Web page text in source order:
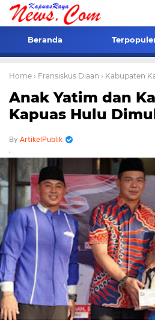
Beranda
Home › Fransiskus Diaan › Kabupaten
Anak Yatim dan
Kapuas Hulu
ArtikelPublik